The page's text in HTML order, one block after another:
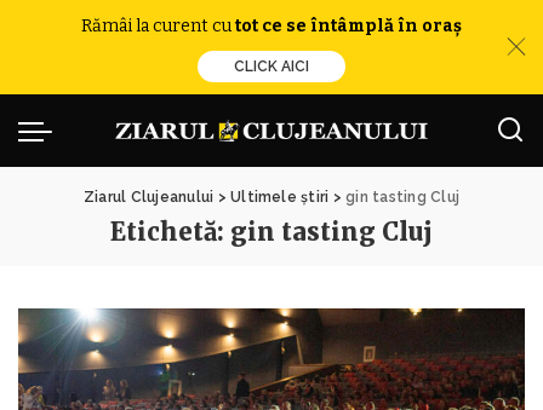
Rămâi la curent cutot ce se întâmplă în oraș
CLICK AICI
Ziarul Clujeanului >Ultimele știri >gin tasting Cluj
Etichetă: gin tasting Cluj